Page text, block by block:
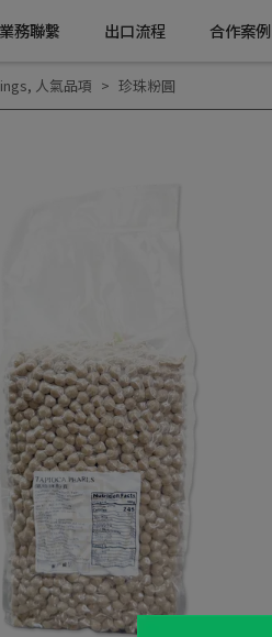
務聯繫 出口流程 合作案例
, 人氣品項 珍珠粉圓